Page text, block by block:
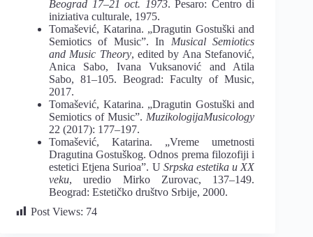
Beograd 17–21 oct. 1973. Pesaro: Centro di
iniziativa culturale, 1975.
Tomašević, Katarina. „Dragutin Gostuški and
Semiotics of Music”. In Musical Semiotics
and Music Theory, edited by Ana Stefanović,
Anica Sabo, Ivana Vuksanović and Atila
Sabo, 81–105. Beograd: Faculty of Music,
2017.
Tomašević, Katarina. „Dragutin Gostuški and
Semiotics of Music”. MuzikologijaMusicology
22 (2017): 177–197.
Tomašević, Katarina. „Vreme umetnosti
Dragutina Gostuškog. Odnos prema filozofiji i
estetici Etjena Surioa”. U Srpska estetika u XX
veku, uredio Mirko Zurovac, 137–149.
Beograd: Estetičko društvo Srbije, 2000.
Post Views: 74